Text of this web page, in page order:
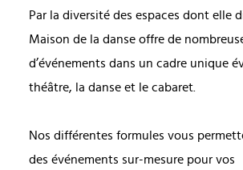
Par la diversité des espaces dont elle
Maison de la danse offre de
d’événements dans un cadre unique
théâtre, la danse et le cabaret.
Nos différentes formules vous
des événements sur-mesure pour vos